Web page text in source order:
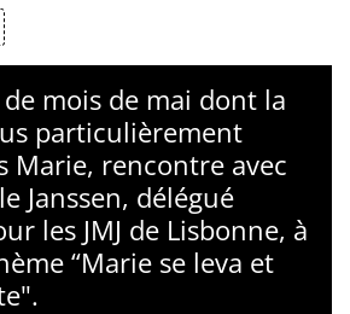
mois de mai dont la
particulièrement
Marie, rencontre avec
Janssen, délégué
les JMJ de Lisbonne, à
“Marie se leva et